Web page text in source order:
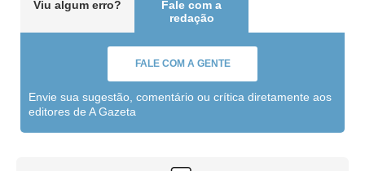
Viu algum erro?
Fale com a
redação
FALE COM A GENTE
Envie sua sugestão, comentário ou crítica diretamente aos
editores de A Gazeta